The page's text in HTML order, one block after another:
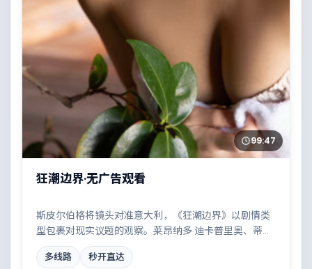
99:47
狂潮边界·无广告观看
斯皮尔伯格将镜头对准意大利，《狂潮边界》以剧情类
型包裹对现实议题的观察。莱昂纳多·迪卡普里奥、蒂尔
达·斯文顿等演员的表演层次丰富，边境线上的对峙与谈
判扣人心弦。全片在类型元素与人文关怀之间取得平
多线路 秒开直达